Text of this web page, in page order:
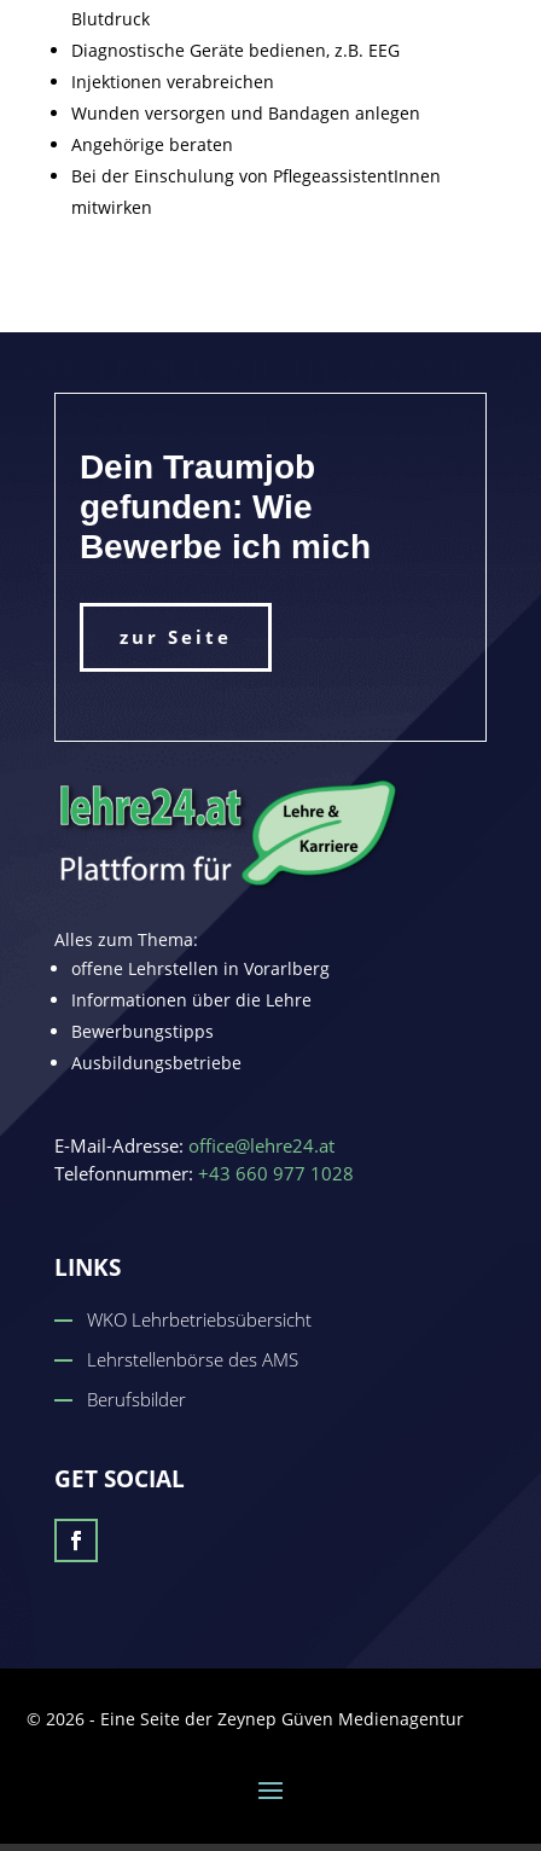
Blutdruck
Diagnostische Geräte bedienen, z.B. EEG
Injektionen verabreichen
Wunden versorgen und Bandagen anlegen
Angehörige beraten
Bei der Einschulung von PflegeassistentInnen
mitwirken
Dein Traumjob
gefunden: Wie
Bewerbe ich mich
zur Seite
Alles zum Thema:
offene Lehrstellen in Vorarlberg
Informationen über die Lehre
Bewerbungstipps
Ausbildungsbetriebe
E-Mail-Adresse: office@lehre24.at
Telefonnummer: +43 660 977 1028
LINKS
WKO Lehrbetriebsübersicht
Lehrstellenbörse des AMS
Berufsbilder
GET SOCIAL
© 2026 - Eine Seite der Zeynep Güven Medienagentur